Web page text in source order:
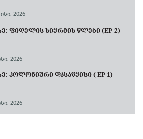
2026
ᲤᲘᲓᲔᲚᲘᲡ ᲡᲘᲧᲠᲛᲘᲡ ᲬᲚᲔᲑᲘ (EP 2)
2026
ᲙᲝᲚᲝᲜᲘᲣᲠᲘ ᲓᲐᲡᲐᲬᲧᲘᲡᲘ ( EP 1)
2026